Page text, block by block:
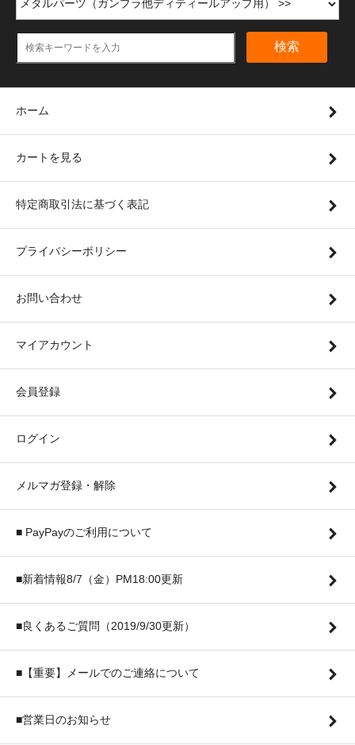
検索
ホーム
カートを見る
特定商取引法に基づく表記
プライバシーポリシー
お問い合わせ
マイアカウント
会員登録
ログイン
メルマガ登録・解除
■ PayPayのご利用について
■新着情報8/7（金）PM18:00更新
■良くあるご質問（2019/9/30更新）
■【重要】メールでのご連絡について
■営業日のお知らせ